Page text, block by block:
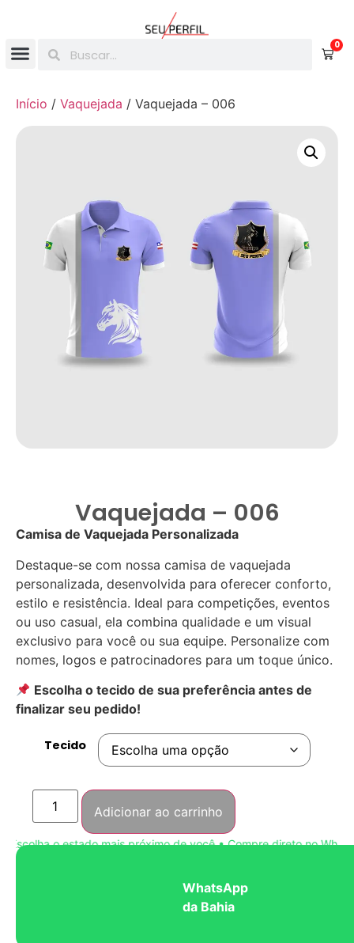
0
Início / Vaquejada / Vaquejada – 006
Vaquejada – 006
Camisa de Vaquejada Personalizada
Destaque-se com nossa camisa de vaquejada
personalizada, desenvolvida para oferecer conforto,
estilo e resistência. Ideal para competições, eventos
ou uso casual, ela combina qualidade e um visual
exclusivo para você ou sua equipe. Personalize com
nomes, logos e patrocinadores para um toque único.
Escolha o tecido de sua preferência antes de
finalizar seu pedido!
Tecido
Adicionar ao carrinho
o estado mais próximo de você • Compre direto no
WhatsApp
da Bahia